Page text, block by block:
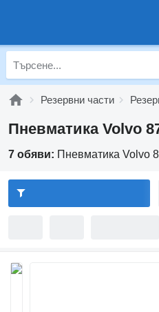
Резервни части
Пневматика Volvo
7 обяви: Пневматика Volvo